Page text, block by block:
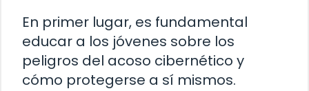
En primer lugar, es fundamental
educar a los jóvenes sobre los
peligros del acoso cibernético y
cómo protegerse a sí mismos.